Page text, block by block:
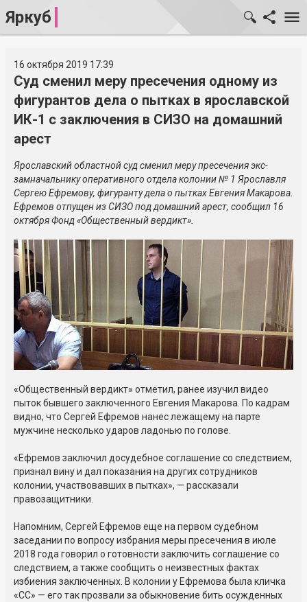
Яркуб
16 октября 2019 17:39
Суд сменил меру пресечения одному из
фигурантов дела о пытках в ярославской
ИК-1 с заключения в СИЗО на домашний
арест
Ярославский областной суд сменил меру пресечения экс-
замначальнику оперативного отдела колонии № 1 Ярославля
Сергею Ефремову, фигуранту дела о пытках Евгения Макарова.
Ефремов отпущен из СИЗО под домашний арест, сообщил 16
октября Фонд «Общественный вердикт».
«Общественный вердикт» отметил, ранее изучил видео
пыток бывшего заключенного Евгения Макарова. По кадрам
видно, что Сергей Ефремов нанес лежащему на парте
мужчине несколько ударов ладонью по голове.
«Ефремов заключил досудебное соглашение со следствием,
признал вину и дал показания на других сотрудников
колонии, участвовавших в пытках», — рассказали
правозащитники.
Напомним, Сергей Ефремов еще на первом судебном
заседании по вопросу избрания меры пресечения в июле
2018 года говорил о готовности заключить соглашение со
следствием, а также сообщить о неизвестных фактах
избиения заключенных. В колонии у Ефремова была кличка
«СС» — его так прозвали за обыкновение бить осужденных